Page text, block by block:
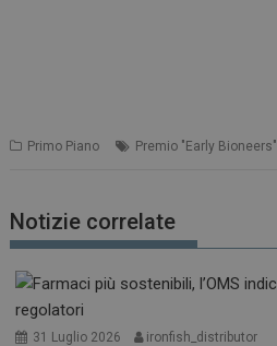
Primo Piano Premio "Early Bioneers"
Notizie correlate
31 Luglio 2026 ironfish_distributor